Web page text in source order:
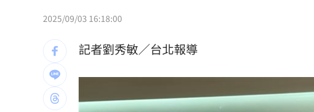
外野僅是短暫快樂 餅總曝張皓崴終極目標
想靠正二翻本？ 達人教戰槓反ETF心法
演習硬上路還無照！鳳山女慘收10萬單 19:03
2025/09/03 16:18:00
記者劉秀敏／台北報導